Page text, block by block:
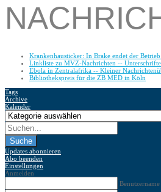
Krankenhausticker: In Brake endet der
Linkliste zu MVZ-Nachrichten --
Ebola in Zentralafrika -- Kleiner
Bibliothekspreis für die ZB MED in Köln
Tags
Archive
Kalender
Suche
Updates abonnieren
Abo beenden
Einstellungen
Anmelden
Benutzername